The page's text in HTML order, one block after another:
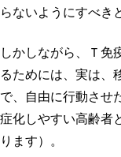
らないようにすべき
しかしながら、Ｔ免
るためには、実は、
で、自由に行動させ
症化しやすい高齢者
ります）。